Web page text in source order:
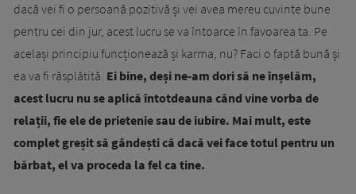
dacă vei fi o persoană pozitivă și vei avea mereu cuvinte bune
pentru cei din jur, acest lucru se va întoarce în favoarea ta. Pe
același principiu funcționează și karma, nu? Faci o faptă bună și
ea va fi răsplătită. Ei bine, deși ne-am dori să ne înșelăm,
acest lucru nu se aplică întotdeauna când vine vorba de
relații, fie ele de prietenie sau de iubire. Mai mult, este
complet greșit să gândești că dacă vei face totul pentru un
bărbat, el va proceda la fel ca tine.